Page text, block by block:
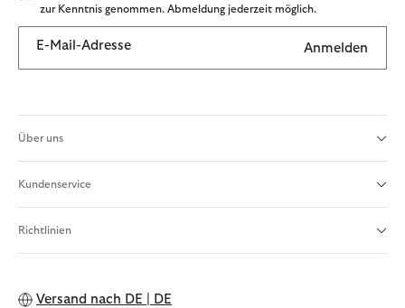
zur Kenntnis genommen. Abmeldung jederzeit möglich.
E-Mail-Adresse Anmelden
Über uns
Kundenservice
Richtlinien
Versand nach DE | DE